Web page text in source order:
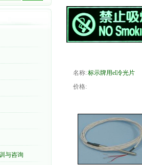
与咨询
名称:标示牌用el冷光片
价格: